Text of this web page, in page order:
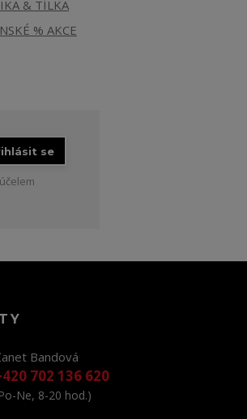
& TÍLKA
% AKCE
se
Bandová
702 136 620
Ne, 8-20 hod.)